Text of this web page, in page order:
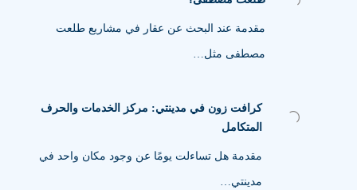
مقدمة عند البحث عن عقار في مشاريع طلعت
مصطفى مثل…
كرافت زون في مدينتي: مركز الخدمات والحرف
المتكامل
مقدمة هل تساءلت يومًا عن وجود مكان واحد في
مدينتي…